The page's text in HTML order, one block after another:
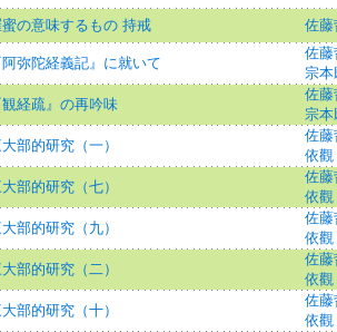
の意味するもの 持戒 佐藤
弥陀経義記』に就いて
佐藤
宗本
経疏』の再吟味
佐藤
宗本
部的研究（一）
佐藤
依觀
部的研究（七）
佐藤
依觀
部的研究（九）
佐藤
依觀
部的研究（二）
佐藤
依觀
部的研究（十）
佐藤
依觀